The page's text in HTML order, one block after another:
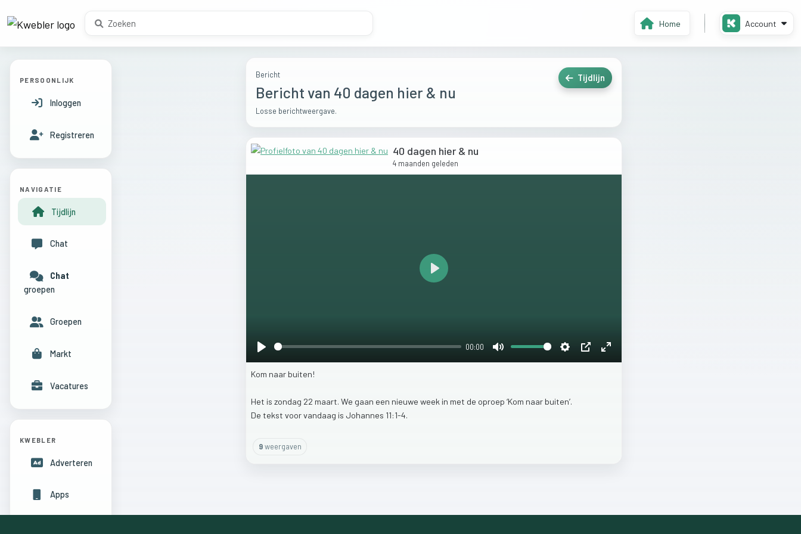
Home Account
Bericht
Bericht van 40 dagen hier & nu
Losse berichtweergave.
Tijdlijn
40 dagen hier & nu
4 maanden geleden
00:00
Play
Kom naar buiten!
Het is zondag 22 maart. We gaan een nieuwe week in met de oproep ‘Kom naar buiten’.
De tekst voorvandaag is Johannes 11:1-4.
9weergaven
PERSOONLIJK
Inloggen
Registreren
NAVIGATIE
Tijdlijn
Chat
Chat
groepen
Groepen
Markt
Vacatures
KWEBLER
Adverteren
Apps